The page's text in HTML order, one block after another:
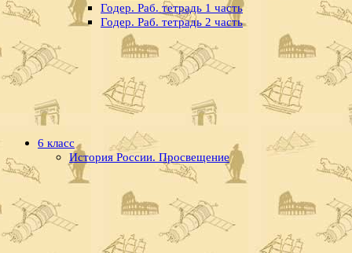
Годер. Раб. тетрадь 1 часть
Годер. Раб. тетрадь 2 часть
6 класс
История России. Просвещение